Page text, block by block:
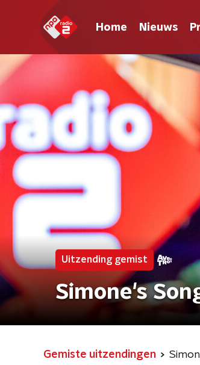
Home Nieuws
Uitzending gemist
Simone's
Gemiste uitzendingen